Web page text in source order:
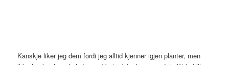
Kanskje liker jeg dem fordi jeg alltid kjenner igjen planter, men